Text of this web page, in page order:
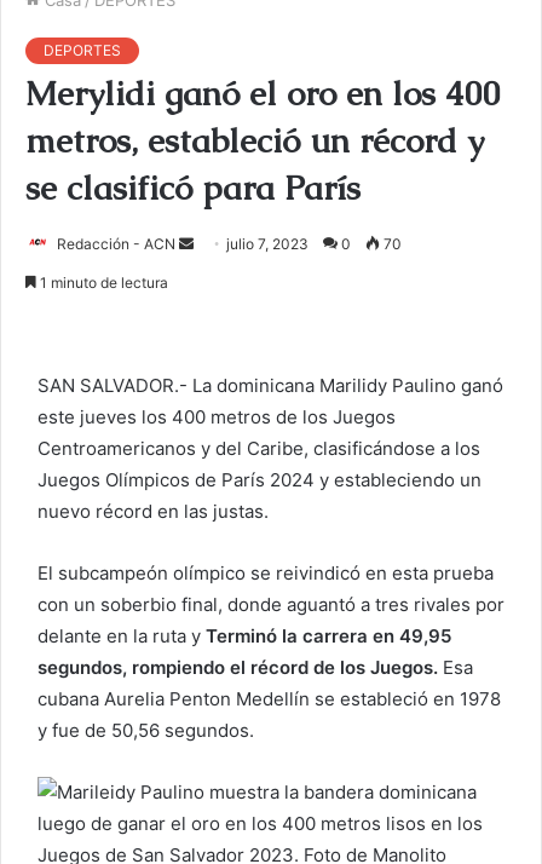
DEPORTES
Merylidi ganó el oro en los 400
metros, estableció un récord y
se clasificó para París
Redacción - ACN
r
u
n
c
o
e
l
e
c
r
ó
n
julio 7, 2023 0 70
1 minuto de lectura
SAN SALVADOR.- La dominicana Marilidy Paulino ganó
este jueves los 400 metros de los Juegos
Centroamericanos y del Caribe, clasificándose a los
Juegos Olímpicos de París 2024 y estableciendo un
nuevo récord en las justas.
El subcampeón olímpico se reivindicó en esta prueba
con un soberbio final, donde aguantó a tres rivales por
delante en la ruta y Terminó la carrera en 49,95
segundos, rompiendo el récord de los Juegos. Esa
cubana Aurelia Penton Medellín se estableció en 1978
y fue de 50,56 segundos.